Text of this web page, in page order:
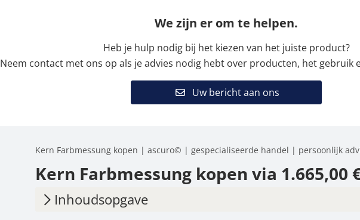
We zijn er om te helpen.
Heb je hulp nodig bij het kiezen van het juiste product?
Neem contact met ons op als je advies nodig hebt over producten, het gebruik
Uw bericht aan ons
Kern Farbmessung kopen | ascuro© | gespecialiseerde handel | persoonlijk
Kern Farbmessung kopen via 1.665,00
Inhoudsopgave